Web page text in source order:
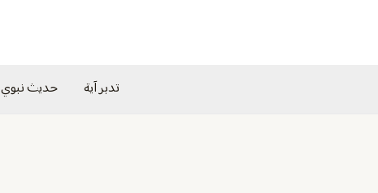
تدبر آية حديث نبوي